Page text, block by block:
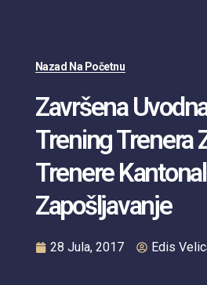
Nazad Na Početnu
Završena
Trening Trenera
Trenere
Zapošljavanje
28 Jula, 2017 Edis